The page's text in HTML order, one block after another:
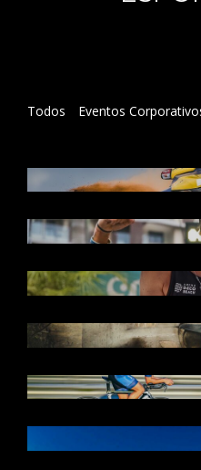
Todos Eventos
MOTORSPORT
DOCUMENTAL -
DO RIO PRETO
MORMAII OPEN
TENNIS 2024,
UMA VISÃO
TRIATHLON
MOUNTAINBOARD
IRONMAN 70.3 |